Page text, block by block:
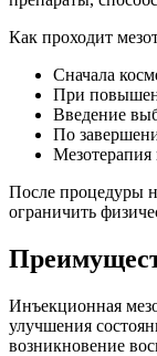
Как проходит
Сначала
При
Введение
По
Мезотерапия
После процедуры
ограничить
Инъекционная
улучшения
возникновение